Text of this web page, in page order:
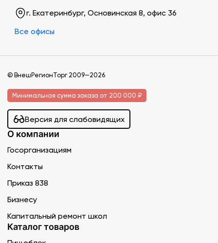
г. Екатеринбург, Основинская 8, офис 36
Все офисы
© ВнешРегионТорг 2009—2026
Минимальная сумма заказа от 200 000 ₽
Версия для слабовидящих
О компании
Госорганизациям
Контакты
Приказ 838
Бизнесу
Капитальный ремонт школ
Каталог товаров